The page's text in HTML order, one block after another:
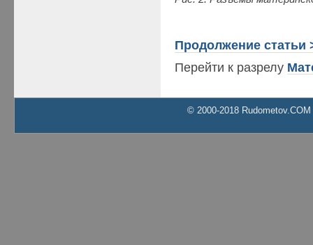
Продолжение статьи
Перейти к разрелу
© 2000-2018